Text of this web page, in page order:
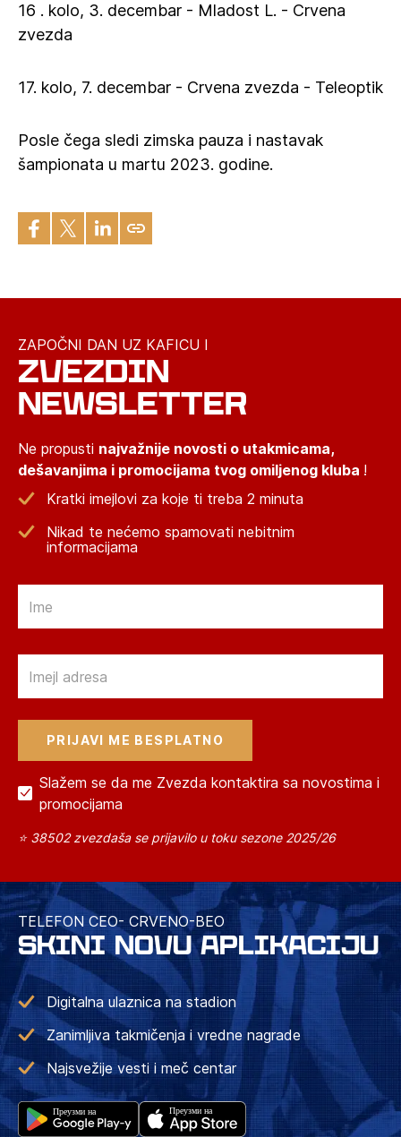
16 . kolo, 3. decembar - Mladost L. - Crvena
zvezda
17. kolo, 7. decembar - Crvena zvezda - Teleoptik
Posle čega sledi zimska pauza i nastavak
šampionata u martu 2023. godine.
ZAPOČNI DAN UZ KAFICU I
ZVEZDIN
NEWSLETTER
Ne propusti najvažnije novosti o utakmicama,
dešavanjima i promocijama tvog omiljenog kluba !
Kratki imejlovi za koje ti treba 2 minuta
Nikad te nećemo spamovati nebitnim
informacijama
Slažem se da me Zvezda kontaktira sa novostima i
promocijama
⭐ 38502 zvezdaša se prijavilo u toku sezone 2025/26
TELEFON CEO- CRVENO-BEO
SKINI NOVU APLIKACIJU
Digitalna ulaznica na stadion
Zanimljiva takmičenja i vredne nagrade
Najsvežije vesti i meč centar